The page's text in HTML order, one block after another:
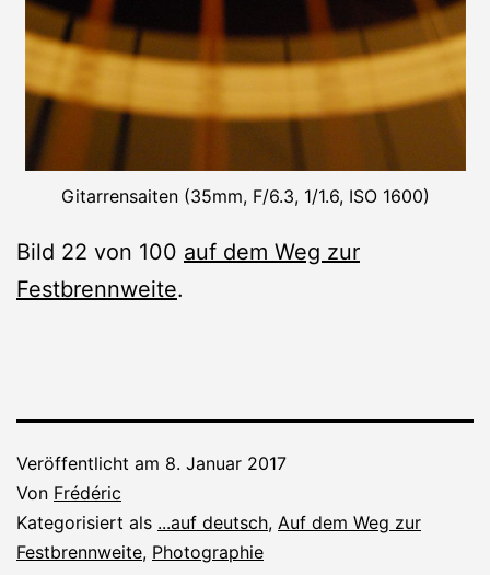
Gitarrensaiten (35mm, F/6.3, 1/1.6, ISO 1600)
Bild 22 von 100 auf dem Weg zur
Festbrennweite.
Veröffentlicht am 8. Januar 2017
Von Frédéric
Kategorisiert als ...auf deutsch, Auf dem Weg zur
Festbrennweite, Photographie